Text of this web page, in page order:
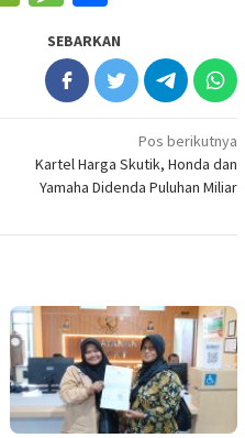
SEBARKAN
Pos berikutnya
Kartel Harga Skutik, Honda dan
Yamaha Didenda Puluhan Miliar